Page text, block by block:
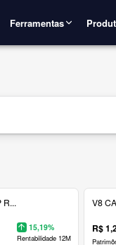
Ferramentas
R...
15,19%
Rentabilidade 12M
V8
R$